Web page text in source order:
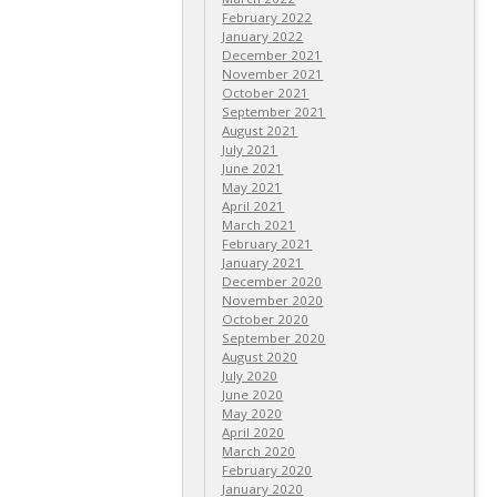
February 2022
January 2022
December 2021
November 2021
October 2021
September 2021
August 2021
July 2021
June 2021
May 2021
April 2021
March 2021
February 2021
January 2021
December 2020
November 2020
October 2020
September 2020
August 2020
July 2020
June 2020
May 2020
April 2020
March 2020
February 2020
January 2020